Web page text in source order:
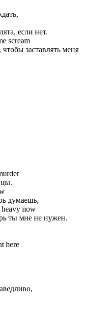
если нет.
scream
заставлять меня
думаешь,
now
ты мне не нужен.
here